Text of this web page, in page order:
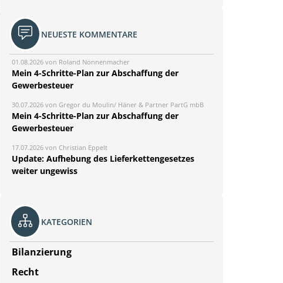
NEUESTE KOMMENTARE
01.08.2026 von Roland Nonnenmacher
Mein 4-Schritte-Plan zur Abschaffung der
Gewerbesteuer
30.07.2026 von Gregor du Moulin/ Häner & Partner PartG mbB
Mein 4-Schritte-Plan zur Abschaffung der
Gewerbesteuer
17.07.2026 von Christian Eppelt
Update: Aufhebung des Lieferkettengesetzes
weiter ungewiss
KATEGORIEN
Bilanzierung
Recht